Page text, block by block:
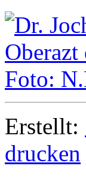
Erstellt:
drucken